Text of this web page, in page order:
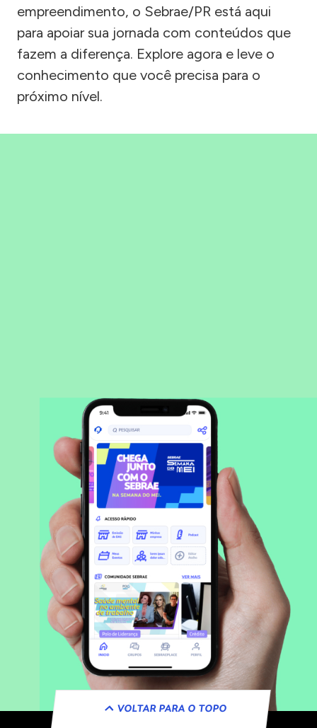
empreendimento, o Sebrae/PR está aqui
para apoiar sua jornada com conteúdos que
fazem a diferença. Explore agora e leve o
conhecimento que você precisa para o
próximo nível.
VOLTAR PARA O TOPO